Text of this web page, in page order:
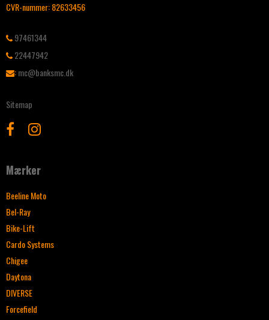
CVR-nummer:82633456
97461344
22447942
:mc@banksmc.dk
Sitemap
Mærker
Beeline Moto
Bel-Ray
Bike-Lift
Cardo Systems
Chigee
Daytona
DIVERSE
Forcefield